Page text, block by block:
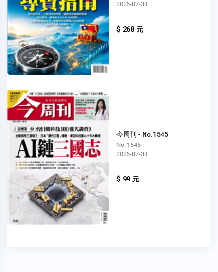
2026-07-30
$ 268 元
今周刊 - No.1545
No. 1545
2026-07-30
$ 99 元